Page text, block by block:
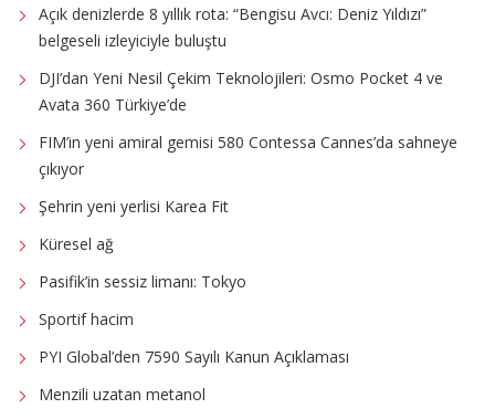
Açık denizlerde 8 yıllık rota: “Bengisu Avcı: Deniz Yıldızı”
belgeseli izleyiciyle buluştu
DJI’dan Yeni Nesil Çekim Teknolojileri: Osmo Pocket 4 ve
Avata 360 Türkiye’de
FIM’in yeni amiral gemisi 580 Contessa Cannes’da sahneye
çıkıyor
Şehrin yeni yerlisi Karea Fit
Küresel ağ
Pasifik’in sessiz limanı: Tokyo
Sportif hacim
PYI Global’den 7590 Sayılı Kanun Açıklaması
Menzili uzatan metanol